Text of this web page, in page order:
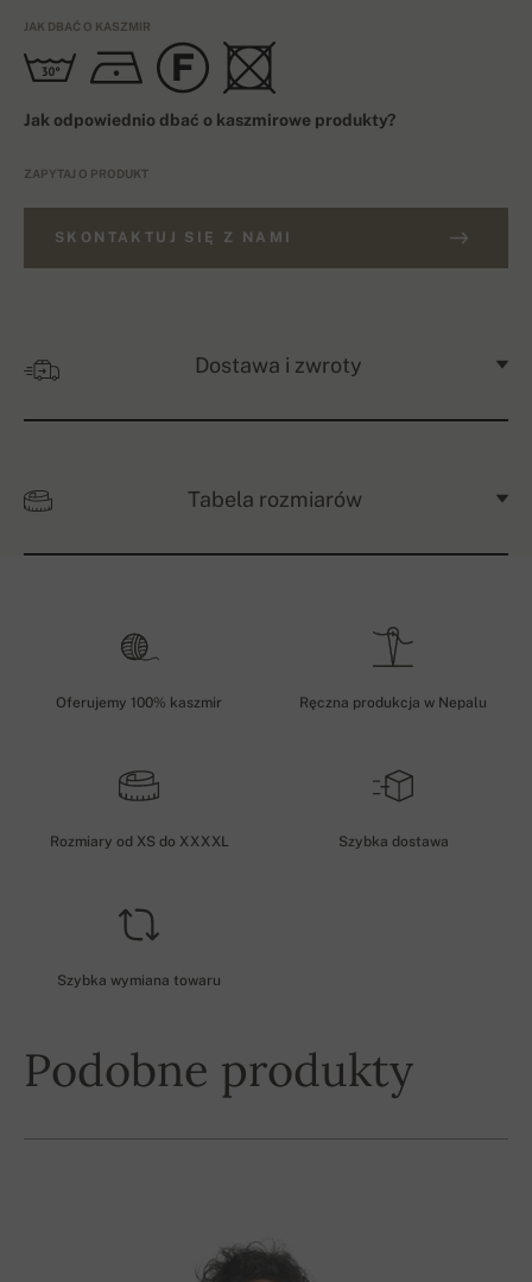
JAK DBAĆ O KASZMIR
Jak odpowiednio dbać o kaszmirowe produkty?
ZAPYTAJ O PRODUKT
SKONTAKTUJ SIĘ Z NAMI
Dostawa i zwroty
Tabela rozmiarów
Oferujemy 100% kaszmir Ręczna produkcja w Nepalu
Rozmiary od XS do XXXXL Szybka dostawa
Szybka wymiana towaru
Podobne produkty